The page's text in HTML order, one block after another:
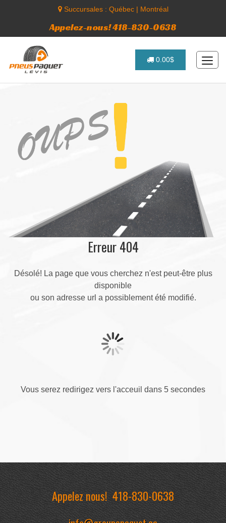
Succursales : Québec| Montréal
Appelez-nous! 418-830-0638
0.00$
Erreur 404
Désolé! La page que vous cherchez n'est peut-être plus
disponible
ou son adresse url a possiblement été modifié.
Vous serez redirigez vers l'acceuil dans 5 secondes
Appelez nous!418-830-0638